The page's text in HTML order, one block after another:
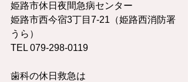
姫路市休日夜間急病センター
姫路市西今宿3丁目7-21（姫路西消防署
うら）
TEL 079-298-0119
歯科の休日救急は